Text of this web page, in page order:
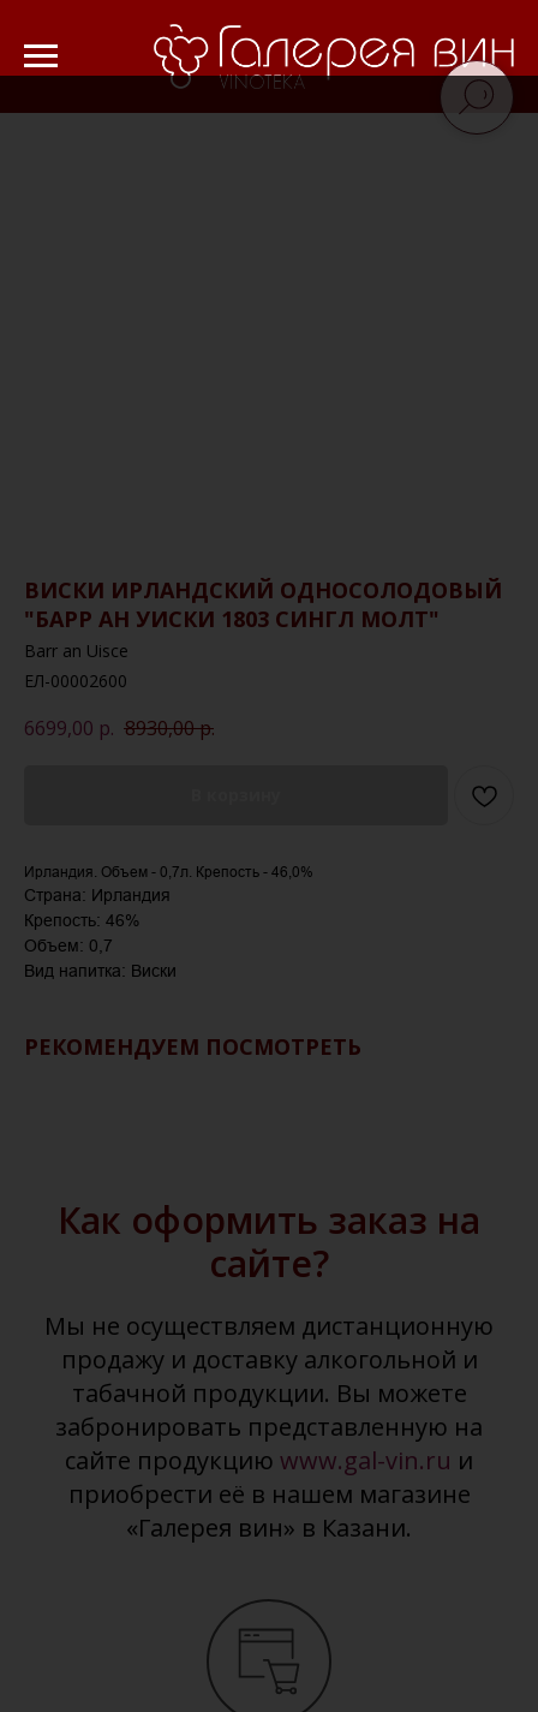
ВИСКИ ИРЛАНДСКИЙ ОДНОСОЛОДОВЫЙ
"БАРР АН УИСКИ 1803 СИНГЛ МОЛТ"
Barr an Uisce
ЕЛ-00002600
6699,00 р. 8930,00р.
Ирландия. Объем - 0,7л. Крепость - 46,0%
Страна: Ирландия
Крепость: 46%
Объем: 0,7
Вид напитка: Виски
РЕКОМЕНДУЕМ ПОСМОТРЕТЬ
Как оформить заказ на
сайте?
Мы не осуществляем дистанционную
продажу и доставку алкогольной и
табачной продукции. Вы можете
забронировать представленную на
сайте продукцию www.gal-vin.ru и
приобрести её в нашем магазине
«Галерея вин» в Казани.